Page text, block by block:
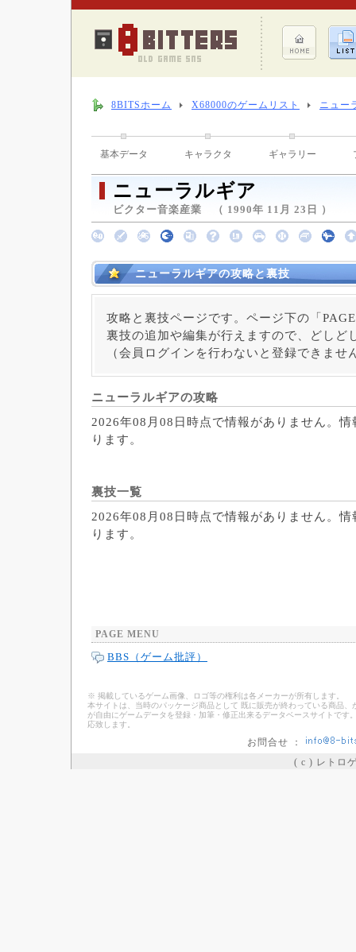
8BITSホーム X68000のゲームリスト ニュー
基本データ キャラクタ ギャラリー
ニューラルギア
ビクター音楽産業 （ 1990年 11月 23日 ）
ニューラルギアの攻略と裏技
攻略と裏技ページです。ページ下の「
裏技の追加や編集が行えますので、どしど
（会員ログインを行わないと登録できませ
ニューラルギアの攻略
2026年08月08日時点で情報がありません。
ります。
裏技一覧
2026年08月08日時点で情報がありません。
ります。
PAGE MENU
BBS（ゲーム批評）
※ 掲載しているゲーム画像、ロゴ等の権利は各メーカーが所有します。
本サイトは、当時のパッケージ商品として 既に販売が終わっている商品
が自由にゲームデータを登録・加筆・修正出来るデータベースサイトで
応致します。
お問合せ ：
( c ) レトロ